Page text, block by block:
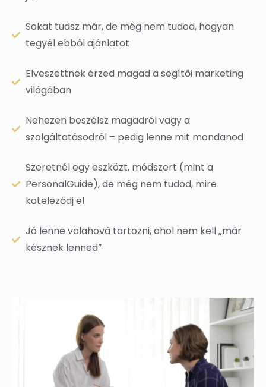
Sokat tudsz már, de még nem tudod, hogyan
tegyél ebből ajánlatot
Elveszettnek érzed magad a segítői marketing
világában
Nehezen beszélsz magadról vagy a
szolgáltatásodról – pedig lenne mit mondanod
Szeretnél egy eszközt, módszert (mint a
PersonalGuide), de még nem tudod, mire
köteleződj el
Jó lenne valahová tartozni, ahol nem kell „már
késznek lenned”